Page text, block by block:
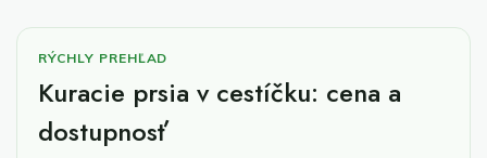
RÝCHLY PREHĽAD
Kuracie prsia v cestíčku: cena a
dostupnosť